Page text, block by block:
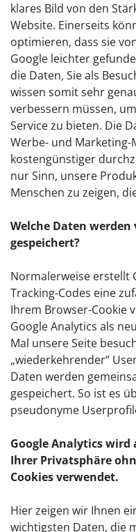
klares Bild von den
Website. Einerseits
optimieren, dass sie
Google leichter
die Daten, Sie als
wissen somit sehr
verbessern müssen,
Service zu bieten. Die
Werbe- und
kostengünstiger
nur Sinn, unsere
Menschen zu zeigen,
Welche Daten
gespeichert?
Normalerweise erstellt
Tracking-Codes eine
Ihrem Browser-Cookie
Google Analytics als
Mal unsere Seite
„wiederkehrender“
Daten werden
gespeichert. So ist es
pseudonyme
Google Analytics wird
Ihrer Privatsphäre
Cookies verwendet.
Hier zeigen wir Ihnen
wichtigsten Daten, die